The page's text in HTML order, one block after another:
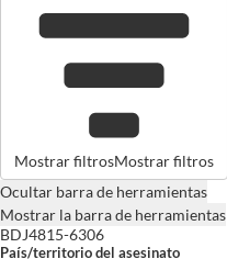
Mostrar filtrosMostrar filtros
Ocultar barra de herramientas
Mostrar la barra de herramientas
BDJ4815-6306
País/territorio del asesinato